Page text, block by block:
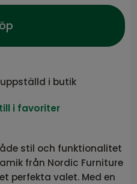
uppställd i butik
i favoriter
stil och funktionalitet
från Nordic Furniture
perfekta valet. Med en